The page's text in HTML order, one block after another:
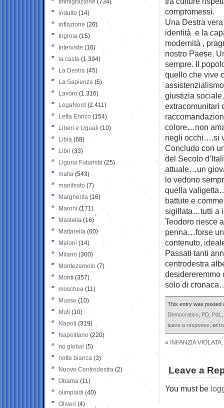
compromessi.
Una Destra
identità e la
modernità ,
nostro Paese.
sempre. Il
quello che vive
giustizia
extracomunitari
colore…non
negli occhi….si
Concludo con
del Secolo
attuale…un
lo vedono
quella
battute e
sigillata…tutti a
Teodoro riesce
penna…forse
contenuto,
Passati tanti
centrodestra
desidereremmo
solo di
This entry was posted
Democratico,PD,PdL,
leave a response, or
« INFANZIA
Leave a
You must be
Immigrazione (734)
indulto (14)
inflazione (26)
Ingroia (15)
Interviste (16)
la casta (1.394)
La Destra (45)
La Sapienza (5)
Lavoro (1.316)
LegaNord (2.411)
Letta Enrico (154)
Liberi e Uguali (10)
Libia (68)
Libri (33)
Liguria Futurista (25)
mafia (543)
manifesto (7)
Margherita (16)
Maroni (171)
Mastella (16)
Mattarella (60)
Meloni (14)
Milano (300)
Montezemolo (7)
Monti (357)
moschea (11)
Musso (10)
Muti (10)
Napoli (319)
Napolitano (220)
no global (5)
notte bianca (3)
Nuovo Centrodestra (2)
Obama (11)
olimpiadi (40)
Oliveri (4)